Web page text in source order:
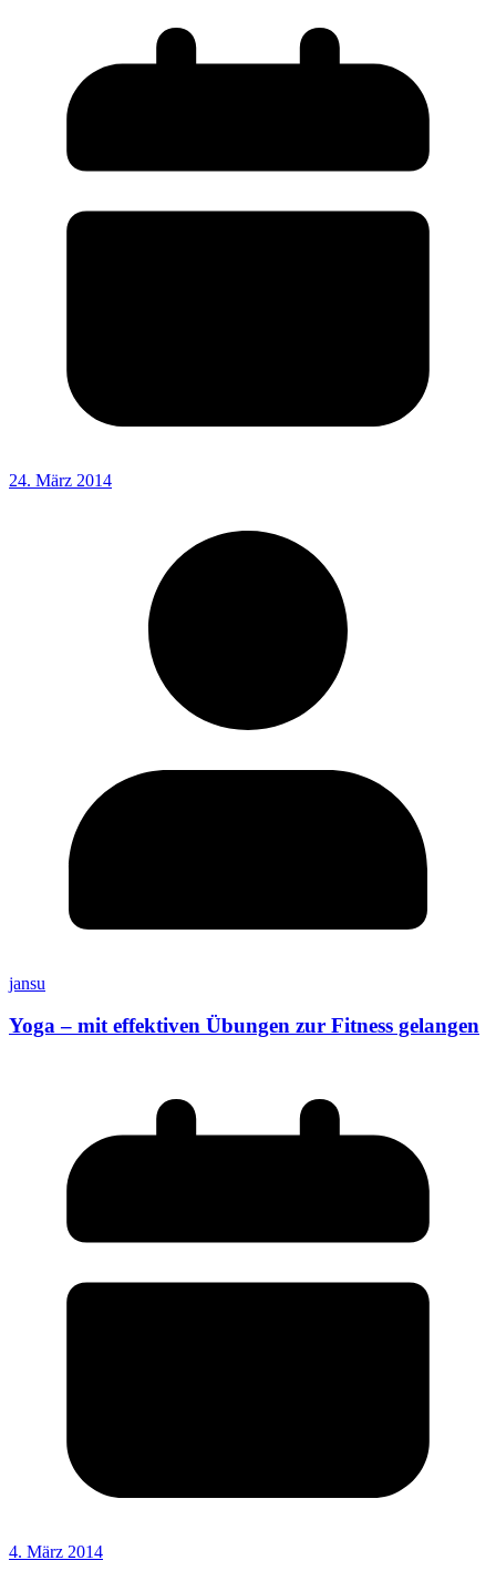
24. März 2014
jansu
Yoga – mit effektiven Übungen zur Fitness gelangen
4. März 2014